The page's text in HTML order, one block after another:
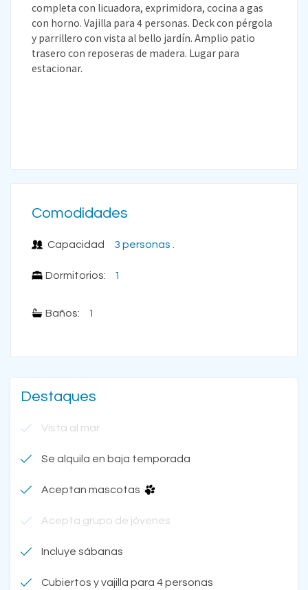
completa con licuadora, exprimidora, cocina a gas
con horno. Vajilla para 4 personas. Deck con pérgola
y parrillero con vista al bello jardín. Amplio patio
trasero con reposeras de madera. Lugar para
estacionar.
Comodidades
Capacidad
Dormitorios:
3 personas .
1
Baños: 1
Destaques
Vista al mar
Se alquila en baja temporada
Aceptan mascotas
Acepta grupo de jóvenes
Incluye sábanas
Cubiertos y vajilla para 4 personas